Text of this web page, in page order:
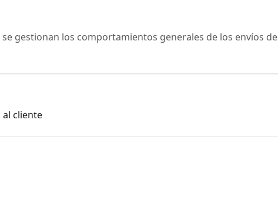
gestionan los comportamientos generales de los envíos de
al cliente